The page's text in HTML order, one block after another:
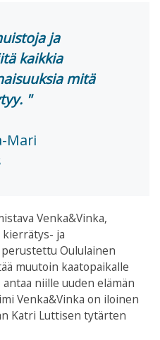
ja
kaikkia
mitä
Mari
Venka&Vinka,
ja
Oululainen
muutoin kaatopaikalle
niille uuden elämän
Venka&Vinka on iloinen
Katri Luttisen tytärten